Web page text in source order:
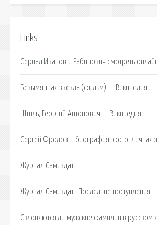
Links
Сериал Иванов и Рабинович смотреть
Безымянная звезда (фильм) — Википедия.
Штиль, Георгий Антонович — Википедия.
Сергей Фролов – биография, фото, личная
Журнал Самиздат.
Журнал Самиздат : Последние поступления.
Склоняются ли мужские фамилии в русском